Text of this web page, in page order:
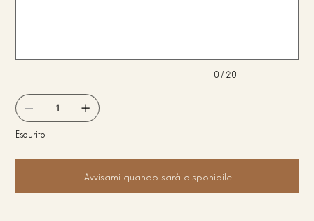
0 / 20
Esaurito
Avvisami quando sarà disponibile